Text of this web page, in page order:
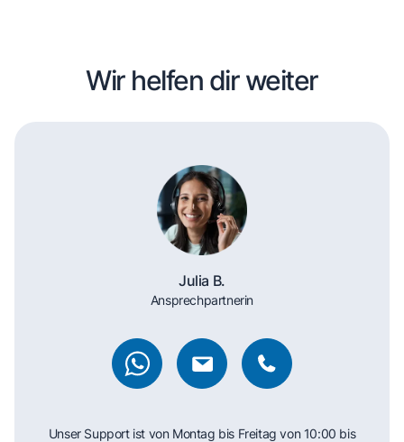
Wir helfen dir weiter
Julia B.
Ansprechpartnerin
Unser Support ist von Montag bis Freitag von 10:00 bis